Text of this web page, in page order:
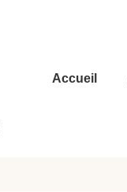
Main
Accueil